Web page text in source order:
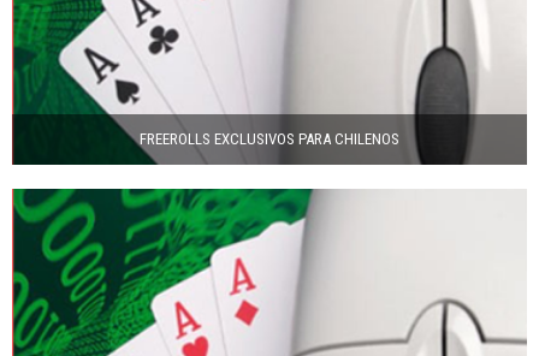
FREEROLLS EXCLUSIVOS PARA CHILENOS